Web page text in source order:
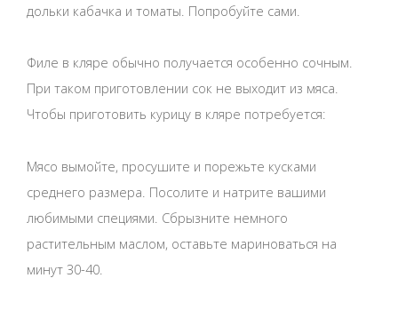
дольки кабачка и томаты. Попробуйте сами.
Филе в кляре обычно получается особенно сочным.
При таком приготовлении сок не выходит из мяса.
Чтобы приготовить курицу в кляре потребуется:
Мясо вымойте, просушите и порежьте кусками
среднего размера. Посолите и натрите вашими
любимыми специями. Сбрызните немного
растительным маслом, оставьте мариноваться на
минут 30-40.